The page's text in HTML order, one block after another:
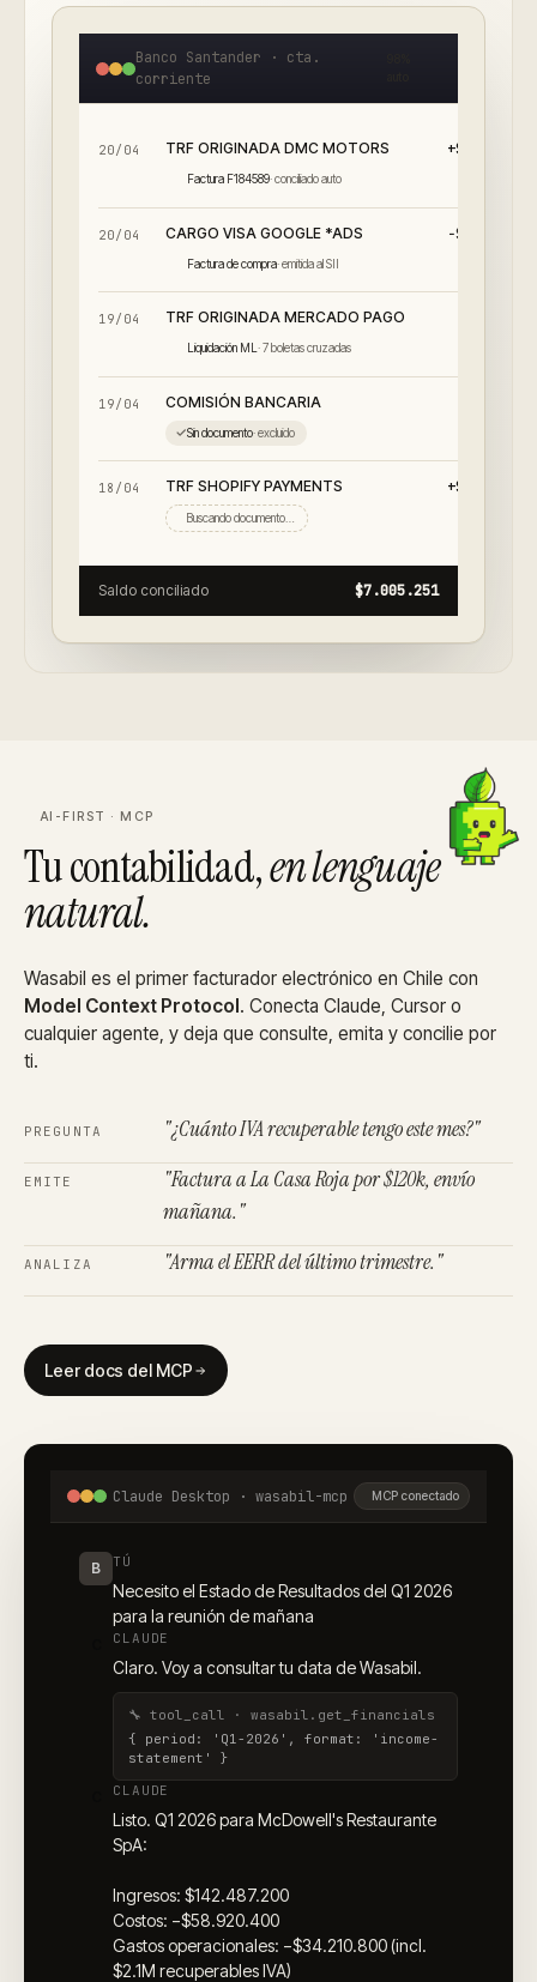
Banco Santander · cta.
corriente
20/04 TRF ORIGINADA DMC MOTORS
Factura F184589·conciliado auto
20/04 CARGO VISA GOOGLE *ADS
Factura de compra·emitida al SII
19/04 TRF ORIGINADA MERCADO PAGO
Liquidación ML ·7 boletas cruzadas
19/04 COMISIÓN BANCARIA
Sin documento·excluido
18/04 TRF SHOPIFY PAYMENTS
Buscando documento…
Saldo conciliado $7.005.251
AI-FIRST · MCP
Tu contabilidad,en lenguaje
natural.
Wasabil es el primer facturador electrónico en Chile con
Model Context Protocol. Conecta Claude, Cursor o
cualquier agente, y deja que consulte, emita y concilie por
ti.
PREGUNTA "¿Cuánto IVA recuperable tengo este mes?"
EMITE
"Factura a La Casa Roja por $120k, envío
mañana."
ANALIZA "Arma el EERR del último trimestre."
Leer docs del MCP
Claude Desktop · wasabil-mcp MCP conectado
B TÚ
Necesito el Estado de Resultados del Q1 2026
para la reunión de mañana
CLAUDE
Claro. Voy a consultar tu data de Wasabil.
🔧 tool_call · wasabil.get_financials
{ period: 'Q1-2026', format: 'income-
statement' }
CLAUDE
Listo. Q1 2026 para McDowell's Restaurante
SpA:
Ingresos: $142.487.200
Costos: −$58.920.400
Gastos operacionales: −$34.210.800 (incl.
$2.1M recuperables IVA)